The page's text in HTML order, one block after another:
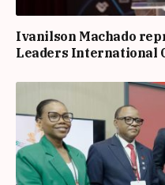
Ivanilson Machado
Leaders International